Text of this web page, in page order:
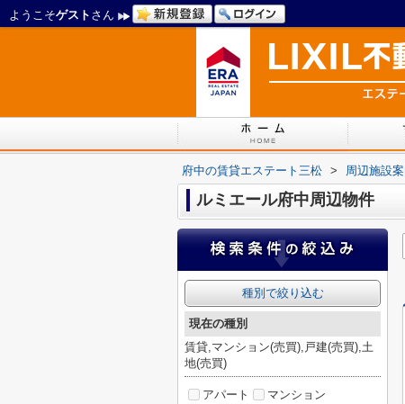
ようこそゲスト さん
府中の賃貸エステート三松 > 周辺施設
ルミエール府中周辺物件
種別で絞り込む
現在の種別
賃貸,マンション(売買),戸建(売買),土
地(売買)
アパート
マンション